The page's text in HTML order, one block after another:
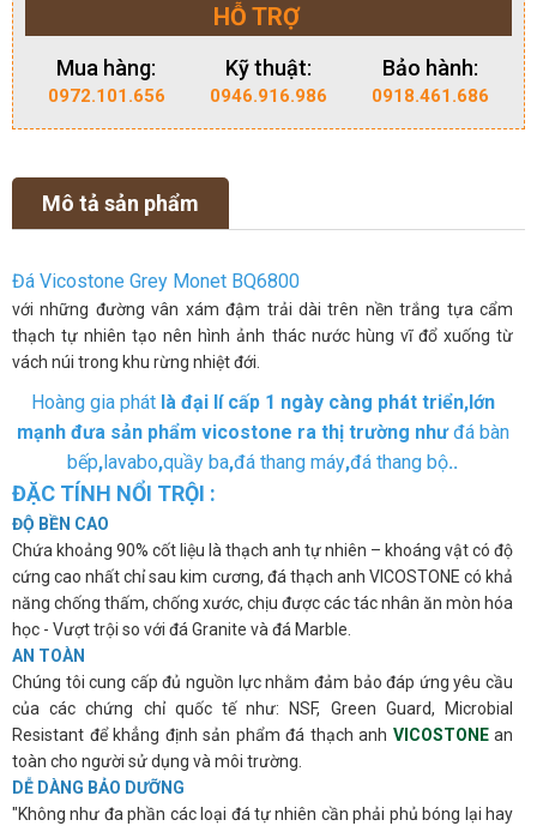
HỖ TRỢ
Mua hàng:
0972.101.656
Kỹ thuật:
0946.916.986
Bảo hành:
0918.461.686
Mô tả sản phẩm
Đá Vicostone Grey Monet BQ6800
với những đường vân xám đậm trải dài trên nền trắng tựa cẩm
thạch tự nhiên tạo nên hình ảnh thác nước hùng vĩ đổ xuống từ
vách núi trong khu rừng nhiệt đới.
Hoàng gia phátlà đại lí cấp 1 ngày càng phát triển,lớn
mạnh đưa sản phẩm vicostone ra thị trường nhưđá bàn
bếp,lavabo,quầy ba,đá thang máy,đá thang bộ..
ĐẶC TÍNH NỔI TRỘI :
ĐỘ BỀN CAO
Chứa khoảng 90% cốt liệu là thạch anh tự nhiên – khoáng vật có độ
cứng cao nhất chỉ sau kim cương, đá thạch anh VICOSTONE có khả
năng chống thấm, chống xước, chịu được các tác nhân ăn mòn hóa
học - Vượt trội so với đá Granite và đá Marble.
AN TOÀN
Chúng tôi cung cấp đủ nguồn lực nhằm đảm bảo đáp ứng yêu cầu
của các chứng chỉ quốc tế như: NSF, Green Guard, Microbial
Resistant để khẳng định sản phẩm đá thạch anh VICOSTONE an
toàn cho người sử dụng và môi trường.
DỄ DÀNG BẢO DƯỠNG
"Không như đa phần các loại đá tự nhiên cần phải phủ bóng lại hay